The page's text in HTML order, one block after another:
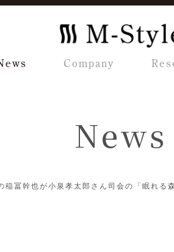
Company
News
稲冨幹也が小泉孝太郎さん司会の「眠れる